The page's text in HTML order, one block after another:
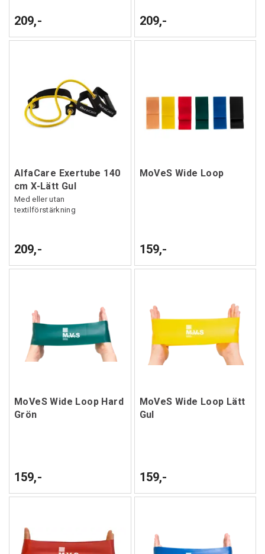
209,- 209,-
AlfaCare Exertube 140
cm X-Lätt Gul
Med eller utan
textilförstärkning
209,-
MoVeS Wide Loop
159,-
MoVeS Wide Loop Hard
Grön
159,-
MoVeS Wide Loop Lätt
Gul
159,-